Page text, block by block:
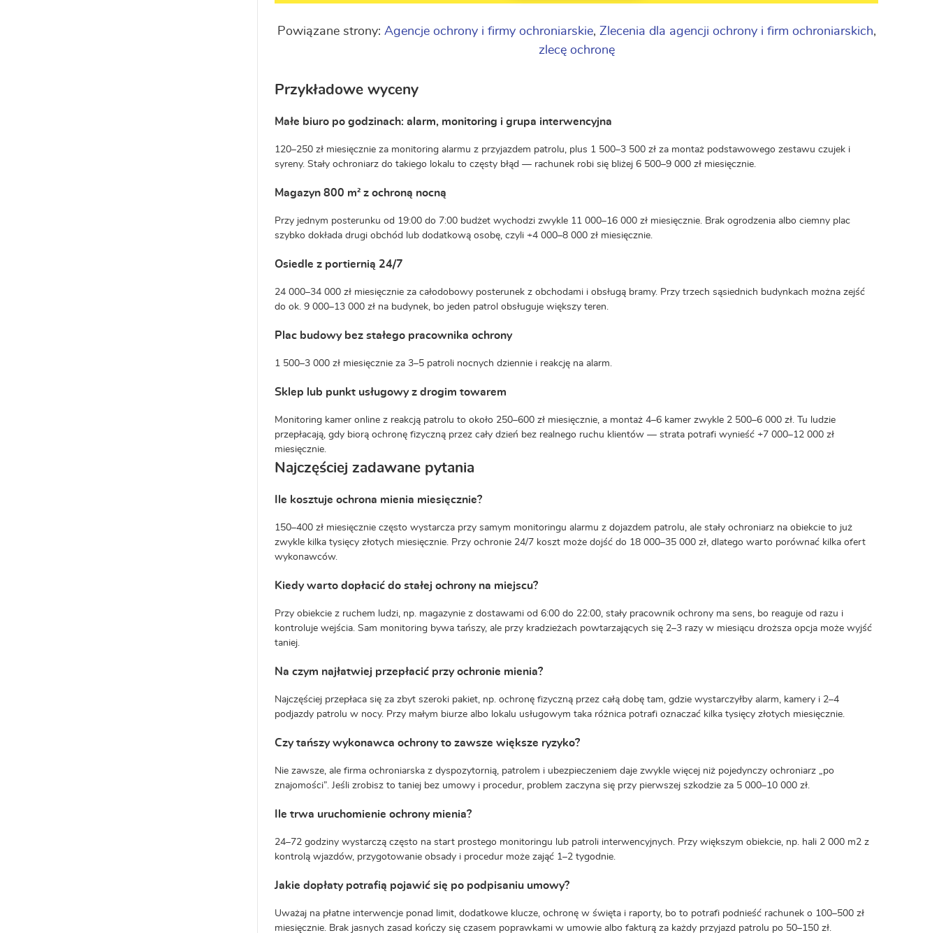
Powiązane strony: Agencje ochrony i firmy ochroniarskie, Zlecenia dla agencji ochrony i firm ochroniarskich,
zlecę ochronę
Przykładowe wyceny
Małe biuro po godzinach: alarm, monitoring i grupa interwencyjna
120–250 zł miesięcznie za monitoring alarmu z przyjazdem patrolu, plus 1 500–3 500 zł za montaż podstawowego zestawu czujek i
syreny. Stały ochroniarz do takiego lokalu to częsty błąd — rachunek robi się bliżej 6 500–9 000 zł miesięcznie.
Magazyn 800 m² z ochroną nocną
Przy jednym posterunku od 19:00 do 7:00 budżet wychodzi zwykle 11 000–16 000 zł miesięcznie. Brak ogrodzenia albo ciemny plac
szybko dokłada drugi obchód lub dodatkową osobę, czyli +4 000–8 000 zł miesięcznie.
Osiedle z portiernią 24/7
24 000–34 000 zł miesięcznie za całodobowy posterunek z obchodami i obsługą bramy. Przy trzech sąsiednich budynkach można zejść
do ok. 9 000–13 000 zł na budynek, bo jeden patrol obsługuje większy teren.
Plac budowy bez stałego pracownika ochrony
1 500–3 000 zł miesięcznie za 3–5 patroli nocnych dziennie i reakcję na alarm.
Sklep lub punkt usługowy z drogim towarem
Monitoring kamer online z reakcją patrolu to około 250–600 zł miesięcznie, a montaż 4–6 kamer zwykle 2 500–6 000 zł. Tu ludzie
przepłacają, gdy biorą ochronę fizyczną przez cały dzień bez realnego ruchu klientów — strata potrafi wynieść +7 000–12 000 zł
miesięcznie.
Najczęściej zadawane pytania
Ile kosztuje ochrona mienia miesięcznie?
150–400 zł miesięcznie często wystarcza przy samym monitoringu alarmu z dojazdem patrolu, ale stały ochroniarz na obiekcie to już
zwykle kilka tysięcy złotych miesięcznie. Przy ochronie 24/7 koszt może dojść do 18 000–35 000 zł, dlatego warto porównać kilka ofert
wykonawców.
Kiedy warto dopłacić do stałej ochrony na miejscu?
Przy obiekcie z ruchem ludzi, np. magazynie z dostawami od 6:00 do 22:00, stały pracownik ochrony ma sens, bo reaguje od razu i
kontroluje wejścia. Sam monitoring bywa tańszy, ale przy kradzieżach powtarzających się 2–3 razy w miesiącu droższa opcja może wyjść
taniej.
Na czym najłatwiej przepłacić przy ochronie mienia?
Najczęściej przepłaca się za zbyt szeroki pakiet, np. ochronę fizyczną przez całą dobę tam, gdzie wystarczyłby alarm, kamery i 2–4
podjazdy patrolu w nocy. Przy małym biurze albo lokalu usługowym taka różnica potrafi oznaczać kilka tysięcy złotych miesięcznie.
Czy tańszy wykonawca ochrony to zawsze większe ryzyko?
Nie zawsze, ale firma ochroniarska z dyspozytornią, patrolem i ubezpieczeniem daje zwykle więcej niż pojedynczy ochroniarz „po
znajomości”. Jeśli zrobisz to taniej bez umowy i procedur, problem zaczyna się przy pierwszej szkodzie za 5 000–10 000 zł.
Ile trwa uruchomienie ochrony mienia?
24–72 godziny wystarczą często na start prostego monitoringu lub patroli interwencyjnych. Przy większym obiekcie, np. hali 2 000 m2 z
kontrolą wjazdów, przygotowanie obsady i procedur może zająć 1–2 tygodnie.
Jakie dopłaty potrafią pojawić się po podpisaniu umowy?
Uważaj na płatne interwencje ponad limit, dodatkowe klucze, ochronę w święta i raporty, bo to potrafi podnieść rachunek o 100–500 zł
miesięcznie. Brak jasnych zasad kończy się czasem poprawkami w umowie albo fakturą za każdy przyjazd patrolu po 50–150 zł.